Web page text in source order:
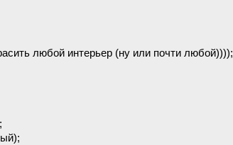
любой интерьер (ну или почти любой))));